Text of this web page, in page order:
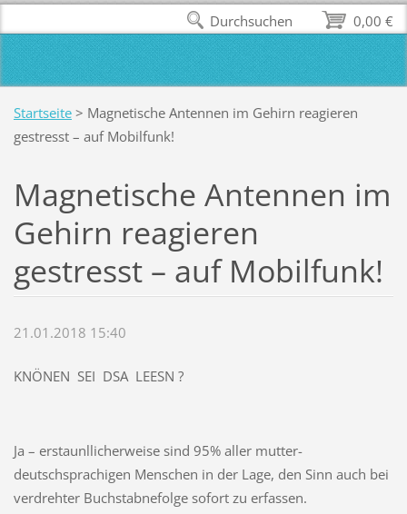
Startseite > Magnetische Antennen im Gehirn reagieren
gestresst – auf Mobilfunk!
Magnetische Antennen im
Gehirn reagieren
gestresst – auf Mobilfunk!
21.01.2018 15:40
KNÖNEN SEI DSA LEESN ?
Ja – erstaunllicherweise sind 95% aller mutter-
deutschsprachigen Menschen in der Lage, den Sinn auch bei
verdrehter Buchstabnefolge sofort zu erfassen.
0,00 €
Durchsuchen